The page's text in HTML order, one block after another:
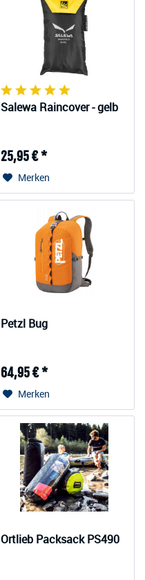
Salewa Raincover - gelb
25,95 € *
Merken
Petzl Bug
64,95 € *
Merken
Ortlieb Packsack PS490